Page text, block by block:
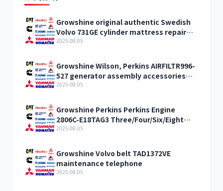
Growshine original authentic Swedish
Volvo 731GE cylinder mattress repair
bag gasket 20405900 cylinder pad
2025.08.05
Growshine Wilson, Perkins AIRFILTR996-
527 generator assembly accessories
agent
2025.08.05
Growshine Perkins Perkins Engine
2806C-E18TAG3 Three/Four/Six/Eight
Cylinder Accessories Agency Service
2025.08.05
Growshine Volvo belt TAD1372VE
maintenance telephone
2025.08.05